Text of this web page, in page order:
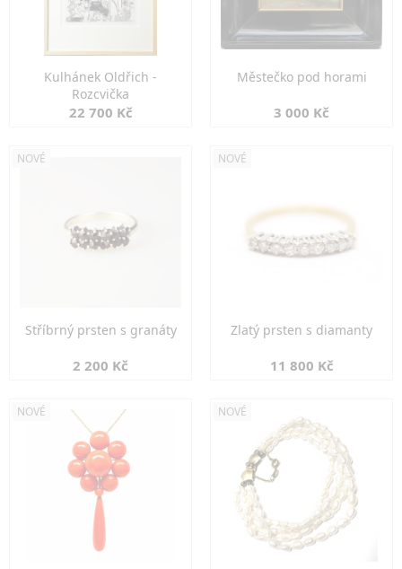
Kulhánek Oldřich -
Rozcvička
22 700 Kč
Městečko pod horami
3 000 Kč
NOVÉ
Stříbrný prsten s granáty
2 200 Kč
NOVÉ
Zlatý prsten s diamanty
11 800 Kč
NOVÉ NOVÉ